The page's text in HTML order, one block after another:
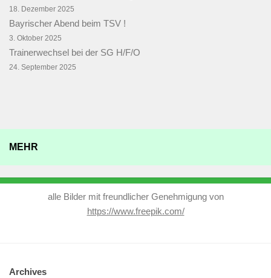
18. Dezember 2025
Bayrischer Abend beim TSV !
3. Oktober 2025
Trainerwechsel bei der SG H/F/O
24. September 2025
MEHR
alle Bilder mit freundlicher Genehmigung von
https://www.freepik.com/
Archives